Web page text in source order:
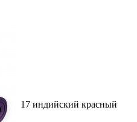
17 индийский красный